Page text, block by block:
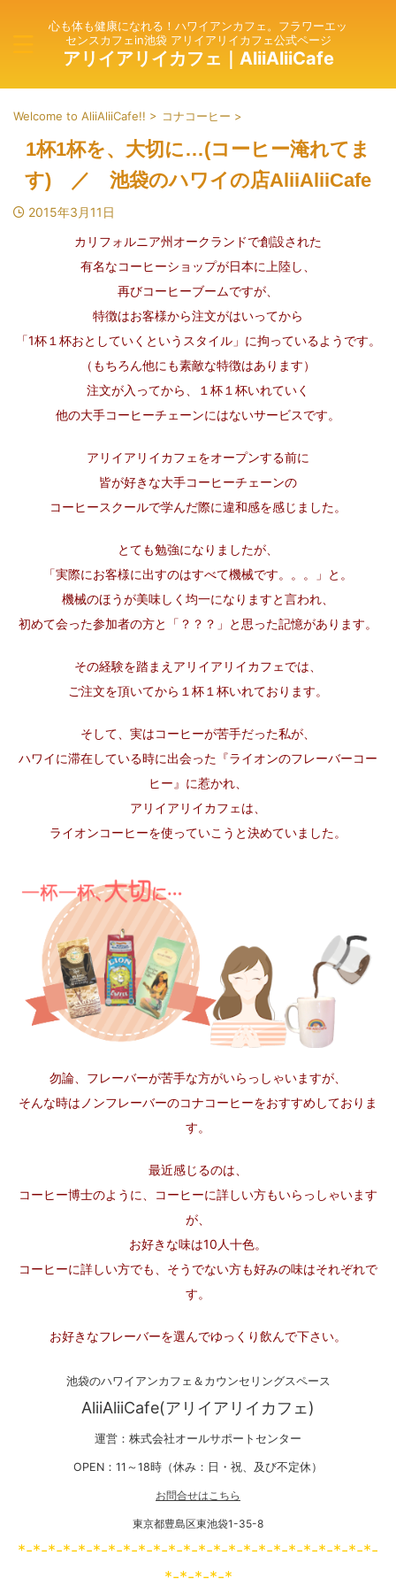
心も体も健康になれる！ハワイアンカフェ。フラワーエッ
センスカフェin池袋 アリイアリイカフェ公式ページ
アリイアリイカフェ｜AliiAliiCafe
Welcome to AliiAliiCafe!! > コナコーヒー >
1杯1杯を、大切に…(コーヒー淹れてま
す) ／ 池袋のハワイの店AliiAliiCafe
2015年3月11日
カリフォルニア州オークランドで創設された
有名なコーヒーショップが日本に上陸し、
再びコーヒーブームですが、
特徴はお客様から注文がはいってから
「1杯１杯おとしていくというスタイル」に拘っているようです。
（もちろん他にも素敵な特徴はあります）
注文が入ってから、１杯１杯いれていく
他の大手コーヒーチェーンにはないサービスです。
アリイアリイカフェをオープンする前に
皆が好きな大手コーヒーチェーンの
コーヒースクールで学んだ際に違和感を感じました。
とても勉強になりましたが、
「実際にお客様に出すのはすべて機械です。。。」と。
機械のほうが美味しく均一になりますと言われ、
初めて会った参加者の方と「？？？」と思った記憶があります。
その経験を踏まえアリイアリイカフェでは、
ご注文を頂いてから１杯１杯いれております。
そして、実はコーヒーが苦手だった私が、
ハワイに滞在している時に出会った『ライオンのフレーバーコー
ヒー』に惹かれ、
アリイアリイカフェは、
ライオンコーヒーを使っていこうと決めていました。
勿論、フレーバーが苦手な方がいらっしゃいますが、
そんな時はノンフレーバーのコナコーヒーをおすすめしておりま
す。
最近感じるのは、
コーヒー博士のように、コーヒーに詳しい方もいらっしゃいます
が、
お好きな味は10人十色。
コーヒーに詳しい方でも、そうでない方も好みの味はそれぞれで
す。
お好きなフレーバーを選んでゆっくり飲んで下さい。
池袋のハワイアンカフェ＆カウンセリングスペース
AliiAliiCafe(アリイアリイカフェ)
運営：株式会社オールサポートセンター
OPEN：11～18時（休み：日・祝、及び不定休）
お問合せはこちら
東京都豊島区東池袋1-35-8
*-*-*-*-*-*-*-*-*-*-*-*-*-*-*-*-*-*-*-*-*-*-*-*-
*-*-*-*-*